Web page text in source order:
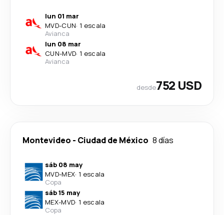
lun 01 mar
MVD-CUN· 1 escala
Avianca
lun 08 mar
CUN-MVD· 1 escala
Avianca
desde752 USD
Montevideo - Ciudad de México 8 días
sáb 08 may
MVD-MEX· 1 escala
Copa
sáb 15 may
MEX-MVD· 1 escala
Copa